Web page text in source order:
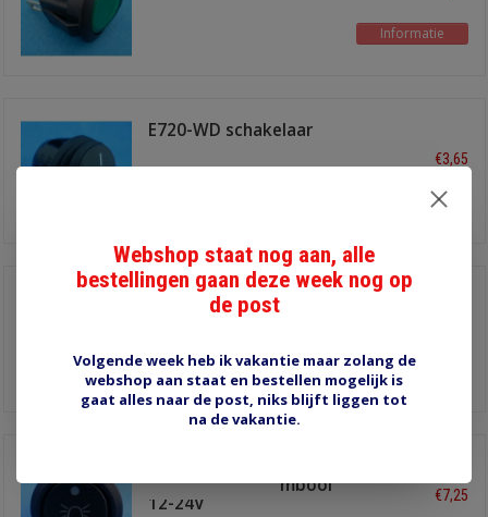
Informatie
E720-WD schakelaar
€3,65
Informatie
schakelaar met
'laadbak licht' symbool
twee LED's, verlichting
voor symbool en indicator
voor 'aan'
Informatie
'beacon light' symbool
12-24V
€7,25
Webshop staat nog aan, alle
bestellingen gaan deze week nog op
de post
Volgende week heb ik vakantie maar zolang de
webshop aan staat en bestellen mogelijk is
gaat alles naar de post, niks blijft liggen tot
na de vakantie.